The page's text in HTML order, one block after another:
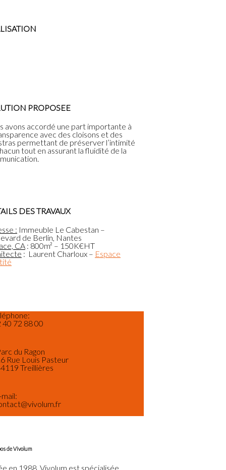
PROPOSEE
avons accordé une part importante à
avec des cloisons et des
permettant de préserver l’intimité
tout en assurant la fluidité de la
DES TRAVAUX
: Immeuble Le Cabestan –
de Berlin, Nantes
CA : 800m² – 150K€HT
: Laurent Charloux – Espace
40 72 88 00
du Ragon
Rue Louis Pasteur‎
Treillières
de Vivolum
en 1988, Vivolum est spécialisée